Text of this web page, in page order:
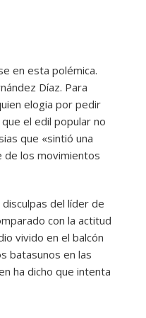
en esta polémica.
Díaz. Para
elogia por pedir
el edil popular no
que «sintió una
de los movimientos
del líder de
con la actitud
vivido en el balcón
batasunos en las
ha dicho que intenta